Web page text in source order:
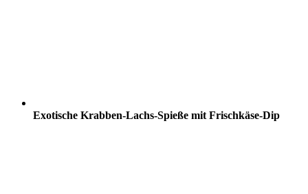
Exotische Krabben-Lachs-Spieße mit Frischkäse-Dip